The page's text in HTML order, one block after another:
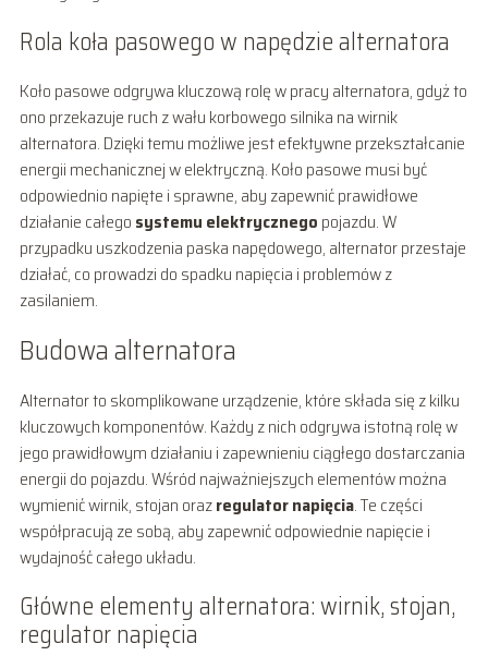
Rola koła pasowego w napędzie alternatora
Koło pasowe odgrywa kluczową rolę w pracy alternatora, gdyż to
ono przekazuje ruch z wału korbowego silnika na wirnik
alternatora. Dzięki temu możliwe jest efektywne przekształcanie
energii mechanicznej w elektryczną. Koło pasowe musi być
odpowiednio napięte i sprawne, aby zapewnić prawidłowe
działanie całego systemu elektrycznego pojazdu. W
przypadku uszkodzenia paska napędowego, alternator przestaje
działać, co prowadzi do spadku napięcia i problemów z
zasilaniem.
Budowa alternatora
Alternator to skomplikowane urządzenie, które składa się z kilku
kluczowych komponentów. Każdy z nich odgrywa istotną rolę w
jego prawidłowym działaniu i zapewnieniu ciągłego dostarczania
energii do pojazdu. Wśród najważniejszych elementów można
wymienić wirnik, stojan orazregulator napięcia. Te części
współpracują ze sobą, aby zapewnić odpowiednie napięcie i
wydajność całego układu.
Główne elementy alternatora: wirnik, stojan,
regulator napięcia